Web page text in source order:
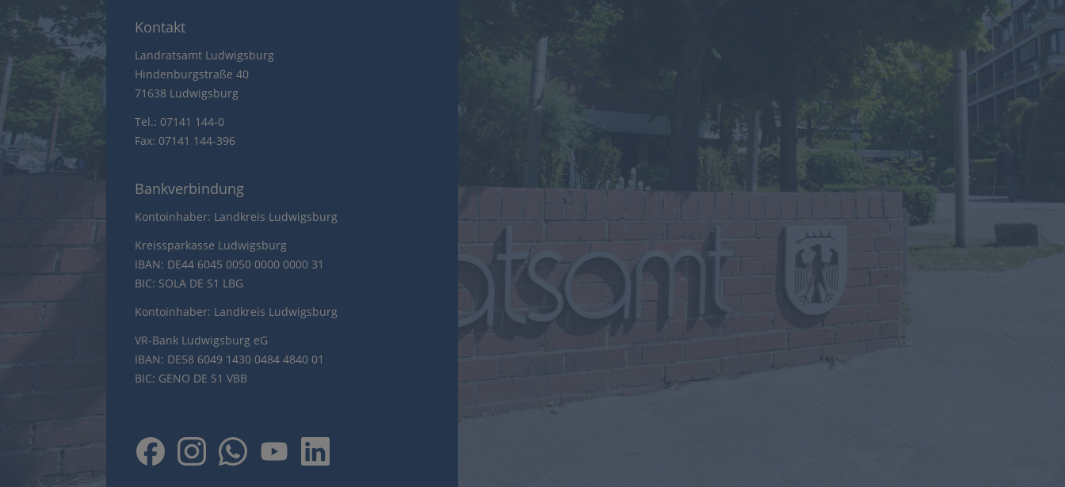
Kontakt
Landratsamt Ludwigsburg
Hindenburgstraße 40
71638 Ludwigsburg
Tel.: 07141 144-0
Fax: 07141 144-396
Bankverbindung
Kontoinhaber: Landkreis Ludwigsburg
Kreissparkasse Ludwigsburg
IBAN: DE44 6045 0050 0000 0000 31
BIC: SOLA DE S1 LBG
Kontoinhaber: Landkreis Ludwigsburg
VR-Bank Ludwigsburg eG
IBAN: DE58 6049 1430 0484 4840 01
BIC: GENO DE S1 VBB